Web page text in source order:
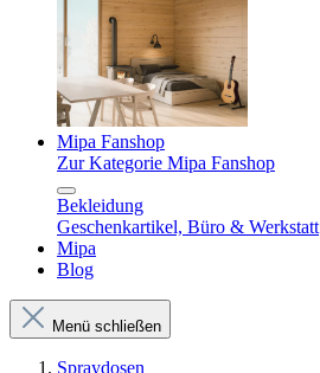
Mipa Fanshop
Zur Kategorie Mipa Fanshop
Bekleidung
Geschenkartikel, Büro & Werkstatt
Mipa
Blog
Menü schließen
Spraydosen